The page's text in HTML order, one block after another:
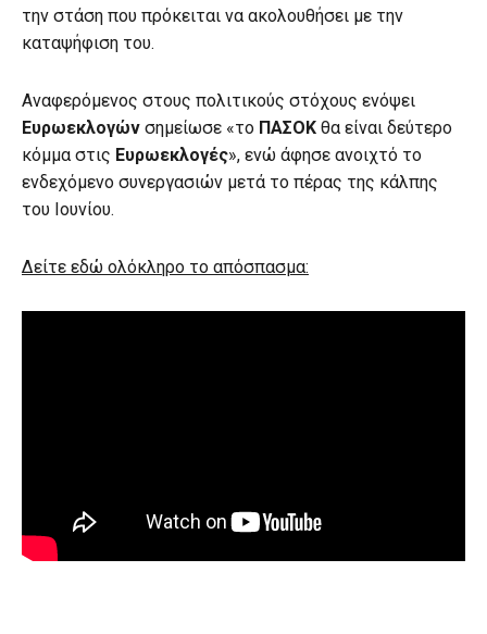
την στάση που πρόκειται να ακολουθήσει με την
καταψήφιση του.
Αναφερόμενος στους πολιτικούς στόχους ενόψει
Ευρωεκλογών σημείωσε «το ΠΑΣΟΚ θα είναι δεύτερο
κόμμα στις Ευρωεκλογές», ενώ άφησε ανοιχτό το
ενδεχόμενο συνεργασιών μετά το πέρας της κάλπης
του Ιουνίου.
Δείτε εδώ ολόκληρο το απόσπασμα: